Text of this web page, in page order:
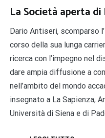
La Società aperta
Dario Antiseri, scomparso
corso della sua lunga
ricerca con l’impegno nel
dare ampia diffusione a
nell’ambito del mondo
insegnato a La Sapienza,
Università di Siena e di